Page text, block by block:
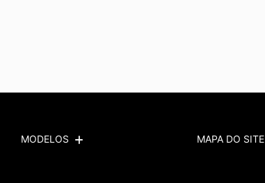
MODELOS MAPA DO SITE